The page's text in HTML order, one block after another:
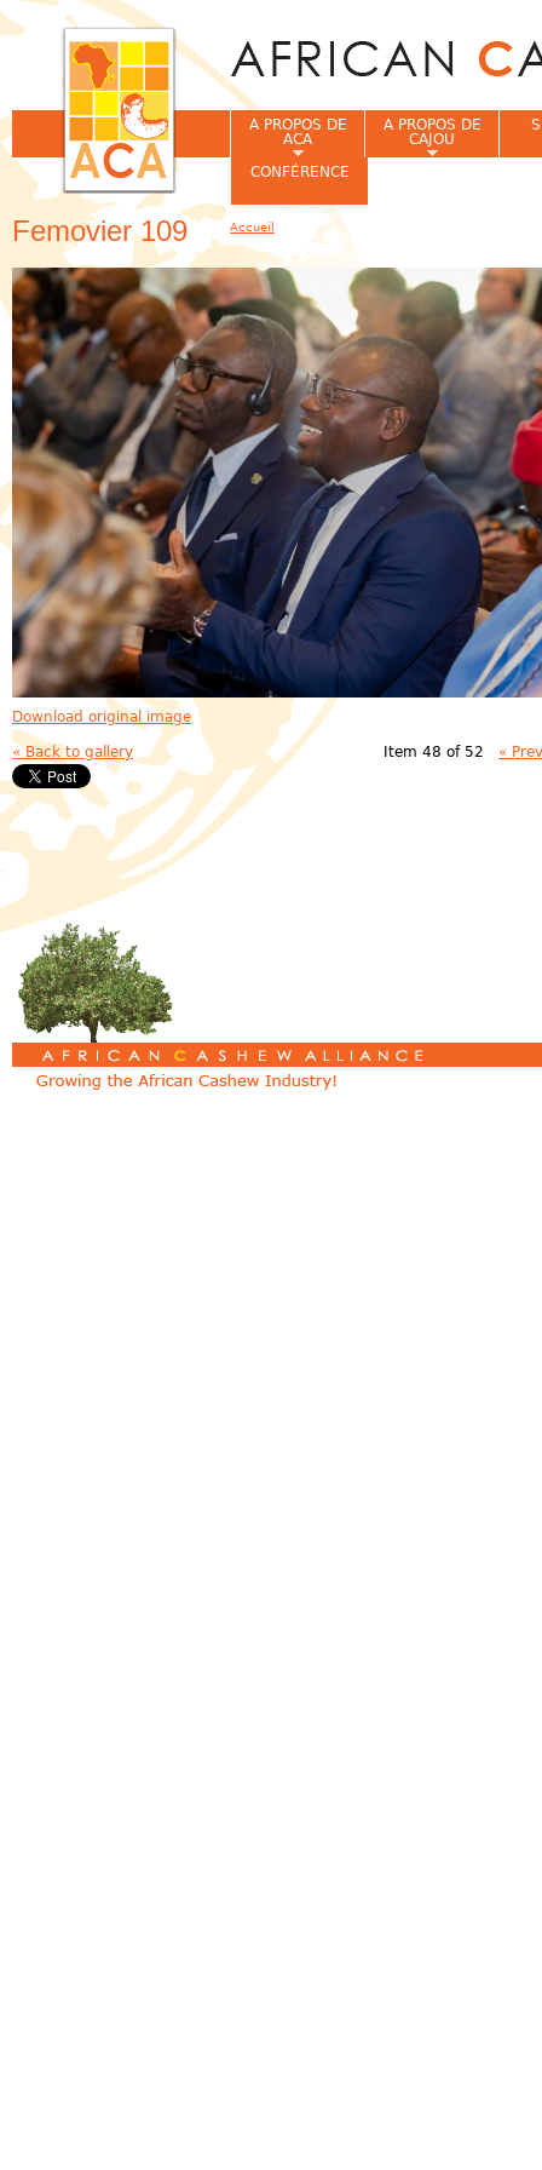
Femovier 109
Download original image
« Back to gallery Item 48 of 52 «
A PROPOS DE
ACA
A PROPOS DE
CAJOU
CONFÉRENCE
Vous êtes ici
Accueil